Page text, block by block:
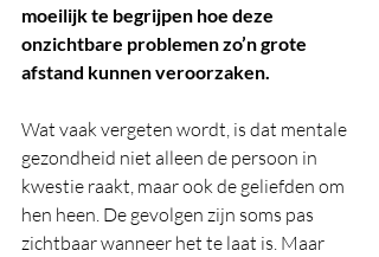
moeilijk te begrijpen hoe deze
onzichtbare problemen zo’n grote
afstand kunnen veroorzaken.
Wat vaak vergeten wordt, is dat mentale
gezondheid niet alleen de persoon in
kwestie raakt, maar ook de geliefden om
hen heen. De gevolgen zijn soms pas
zichtbaar wanneer het te laat is. Maar